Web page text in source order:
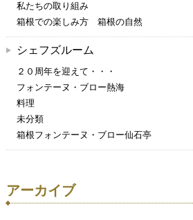
私たちの取り組み
箱根での楽しみ方 箱根の自然
シェフズルーム
２０周年を迎えて・・・
フォンテーヌ・ブロー熱海
料理
未分類
箱根フォンテーヌ・ブロー仙石亭
アーカイブ